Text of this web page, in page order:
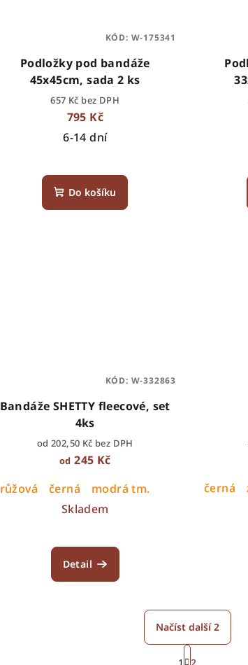
Podložky pod bandáže
45x45cm, sada 2 ks
657 Kč bez DPH
795 Kč
6-14 dní
Do košíku
KÓD: W-175341
Bandáže SHETTY fleecové, set
4ks
od 202,50 Kč bez DPH
od 245 Kč
růžová
černá
modrá tm.
Skladem
Detail
KÓD: W-332863
černá
Načíst další 2
S